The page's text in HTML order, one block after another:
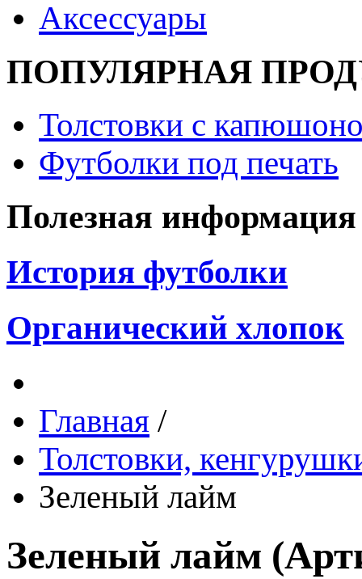
Аксессуары
ПОПУЛЯРНАЯ
Толстовки с
Футболки под печать
Полезная информация
История футболки
Органический хлопок
Главная /
Толстовки,
Зеленый лайм
Зеленый лайм